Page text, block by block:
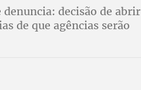
decisão de abrir
de que agências serão